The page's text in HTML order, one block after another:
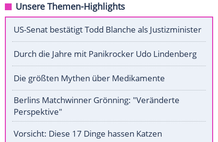
Unsere Themen-Highlights
US-Senat bestätigt Todd Blanche als Justizminister
Durch die Jahre mit Panikrocker Udo Lindenberg
Die größten Mythen über Medikamente
Berlins Matchwinner Grönning: "Veränderte
Perspektive"
Vorsicht: Diese 17 Dinge hassen Katzen